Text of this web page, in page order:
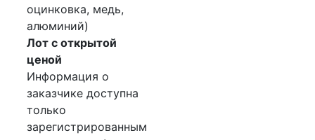
оцинковка, медь,
алюминий)
Лот с открытой
ценой
Информация о
заказчике доступна
только
зарегистрированным